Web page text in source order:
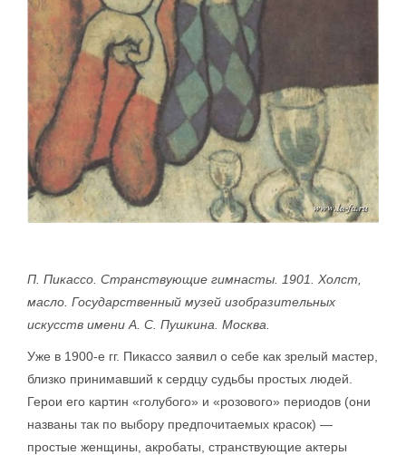
П. Пикассо. Странствующие гимнасты. 1901. Холст,
масло. Государственный музей изобразительных
искусств имени А. С. Пушкина. Москва.
Уже в 1900-е гг. Пикассо заявил о себе как зрелый мастер,
близко принимавший к сердцу судьбы простых людей.
Герои его картин «голубого» и «розового» периодов (они
названы так по выбору предпочитаемых красок) —
простые женщины, акробаты, странствующие актеры